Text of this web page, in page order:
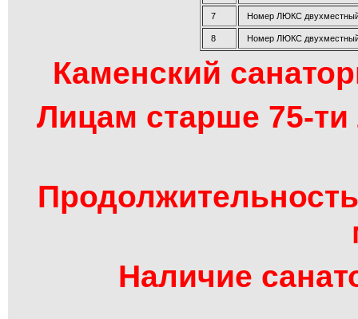
7 Номер ЛЮКС
8 Номер ЛЮКС двухместный
Каменский
Лицам старше 75-ти
Наличие